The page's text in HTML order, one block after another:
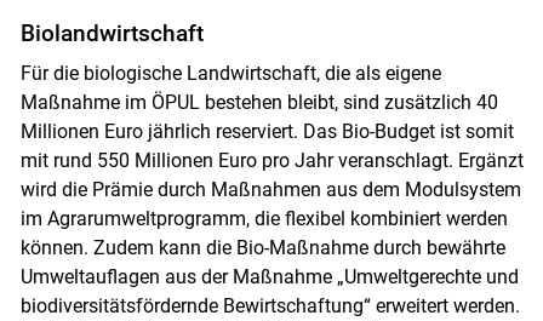
Biolandwirtschaft
Für die biologische Landwirtschaft, die als eigene
Maßnahme im ÖPUL bestehen bleibt, sind zusätzlich 40
Millionen Euro jährlich reserviert. Das Bio-Budget ist somit
mit rund 550 Millionen Euro pro Jahr veranschlagt. Ergänzt
wird die Prämie durch Maßnahmen aus dem Modulsystem
im Agrarumweltprogramm, die flexibel kombiniert werden
können. Zudem kann die Bio-Maßnahme durch bewährte
Umweltauflagen aus der Maßnahme „Umweltgerechte und
biodiversitätsfördernde Bewirtschaftung“ erweitert werden.